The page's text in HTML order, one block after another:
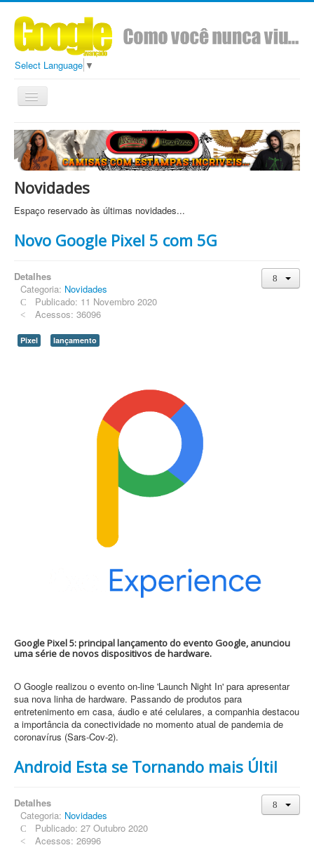
Select Language ▼
Toggle
Navigation
Novidades
Espaço reservado às últimas novidades...
Novo Google Pixel 5 com 5G
Detalhes
Categoria: Novidades
Publicado: 11 Novembro 2020
Acessos: 36096
Pixel lançamento
Google Pixel 5: principal lançamento do evento Google, anunciou
uma série de novos dispositivos de hardware.
O Google realizou o evento on-line 'Launch Night In' para apresentar
sua nova linha de hardware. Passando de produtos para
entretenimento em casa, áudio e até celulares, a companhia destacou
a importância da conectividade no momento atual de pandemia de
coronavírus (Sars-Cov-2).
Android Esta se Tornando mais Últil
Detalhes
Categoria: Novidades
Publicado: 27 Outubro 2020
Acessos: 26996